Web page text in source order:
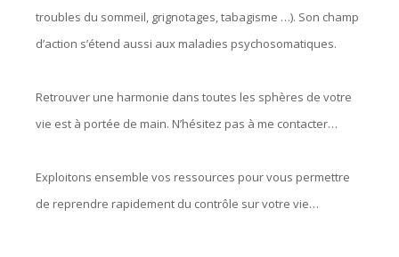
troubles du sommeil, grignotages, tabagisme …). Son champ
d’action s’étend aussi aux maladies psychosomatiques.
Retrouver une harmonie dans toutes les sphères de votre
vie est à portée de main. N’hésitez pas à me contacter…
Exploitons ensemble vos ressources pour vous permettre
de reprendre rapidement du contrôle sur votre vie…